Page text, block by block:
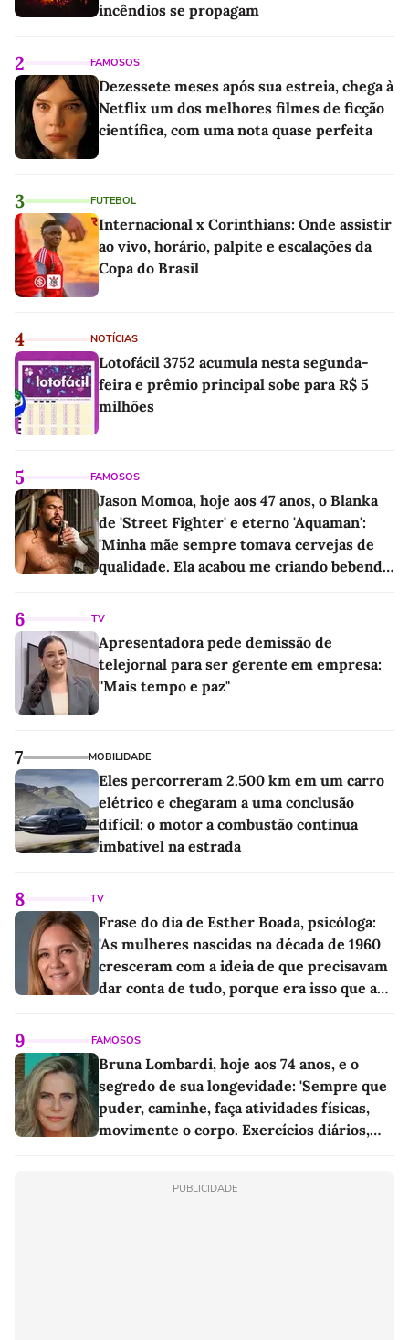
incêndios se propagam
2 FAMOSOS
Dezessete meses após sua estreia, chega à
Netflix um dos melhores filmes de ficção
científica, com uma nota quase perfeita
3 FUTEBOL
Internacional x Corinthians: Onde assistir
ao vivo, horário, palpite e escalações da
Copa do Brasil
4 NOTÍCIAS
Lotofácil 3752 acumula nesta segunda-
feira e prêmio principal sobe para R$ 5
milhões
5 FAMOSOS
Jason Momoa, hoje aos 47 anos, o Blanka
de 'Street Fighter' e eterno 'Aquaman':
'Minha mãe sempre tomava cervejas de
qualidade. Ela acabou me criando bebendo
6 TV
Apresentadora pede demissão de
telejornal para ser gerente em empresa:
"Mais tempo e paz"
7 MOBILIDADE
Eles percorreram 2.500 km em um carro
elétrico e chegaram a uma conclusão
difícil: o motor a combustão continua
imbatível na estrada
8 TV
Frase do dia de Esther Boada, psicóloga:
'As mulheres nascidas na década de 1960
cresceram com a ideia de que precisavam
dar conta de tudo, porque era isso que a
9 FAMOSOS
Bruna Lombardi, hoje aos 74 anos, e o
segredo de sua longevidade: 'Sempre que
puder, caminhe, faça atividades físicas,
movimente o corpo. Exercícios diários,
PUBLICIDADE